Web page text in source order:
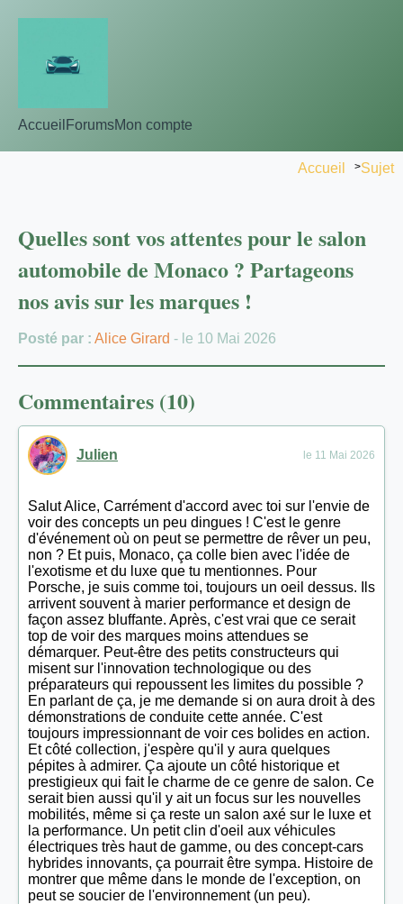
Accueil ForumsMon compte
Accueil >Sujet
Quelles sont vos attentes pour le salon
automobile de Monaco ? Partageons
nos avis sur les marques !
Posté par : Alice Girard - le 10 Mai 2026
Commentaires (10)
Julien le 11 Mai 2026
Salut Alice, Carrément d'accord avec toi sur l'envie de
voir des concepts un peu dingues ! C'est le genre
d'événement où on peut se permettre de rêver un peu,
non ? Et puis, Monaco, ça colle bien avec l'idée de
l'exotisme et du luxe que tu mentionnes. Pour
Porsche, je suis comme toi, toujours un oeil dessus. Ils
arrivent souvent à marier performance et design de
façon assez bluffante. Après, c'est vrai que ce serait
top de voir des marques moins attendues se
démarquer. Peut-être des petits constructeurs qui
misent sur l'innovation technologique ou des
préparateurs qui repoussent les limites du possible ?
En parlant de ça, je me demande si on aura droit à des
démonstrations de conduite cette année. C'est
toujours impressionnant de voir ces bolides en action.
Et côté collection, j'espère qu'il y aura quelques
pépites à admirer. Ça ajoute un côté historique et
prestigieux qui fait le charme de ce genre de salon. Ce
serait bien aussi qu'il y ait un focus sur les nouvelles
mobilités, même si ça reste un salon axé sur le luxe et
la performance. Un petit clin d'oeil aux véhicules
électriques très haut de gamme, ou des concept-cars
hybrides innovants, ça pourrait être sympa. Histoire de
montrer que même dans le monde de l'exception, on
peut se soucier de l'environnement (un peu).